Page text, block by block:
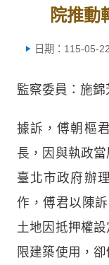
院推動
日期：115-05-22
監察委員：施
據訴，傅朝樞
長，因與執政
臺北市政府辦
作，傅君以陳
土地因抵押權
限建築使用，